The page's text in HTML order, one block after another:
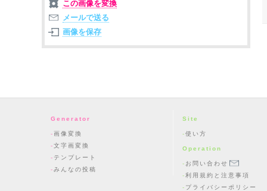
この画像を変換
メールで送る
画像を保存
Generator
画像変換
文字画変換
テンプレート
みんなの投稿
Site
使い方
Operation
お問い合わせ
利用規約と注意事項
プライバシーポリシー